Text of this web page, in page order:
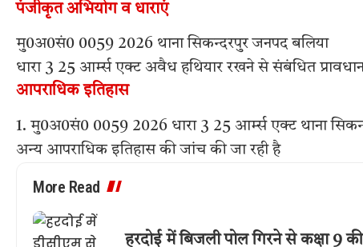
पंजीकृत अभियोग व धाराएं
मु0अ0सं0 0059 2026 थाना सिकन्दरपुर जनपद बलिया
धारा 3 25 आर्म्स एक्ट अवैध हथियार रखने से संबंधित
आपराधिक इतिहास
1. मु0अ0सं0 0059 2026 धारा 3 25 आर्म्स एक्ट थाना
अन्य आपराधिक इतिहास की जांच की जा रही है
More Read
हरदोई में बिजली पोल गिरने से कक्षा 9 की